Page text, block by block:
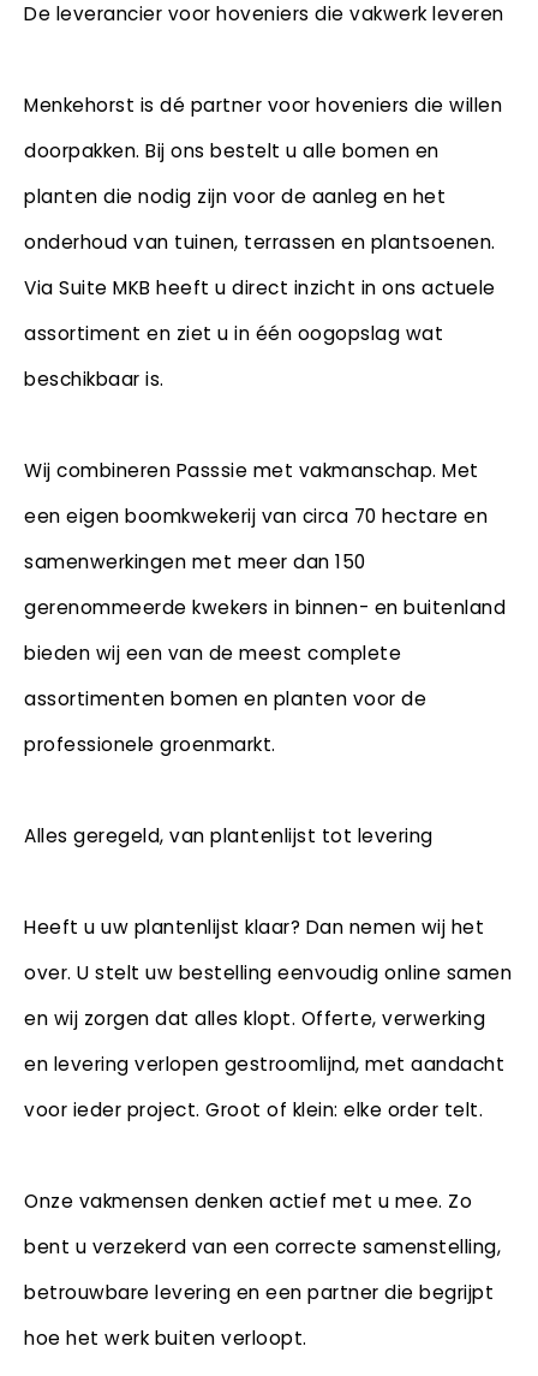
De leverancier voor hoveniers die vakwerk leveren
Menkehorst is dé partner voor hoveniers die willen
doorpakken. Bij ons bestelt u alle bomen en
planten die nodig zijn voor de aanleg en het
onderhoud van tuinen, terrassen en plantsoenen.
Via Suite MKB heeft u direct inzicht in ons actuele
assortiment en ziet u in één oogopslag wat
beschikbaar is.
Wij combineren Passsie met vakmanschap. Met
een eigen boomkwekerij van circa 70 hectare en
samenwerkingen met meer dan 150
gerenommeerde kwekers in binnen- en buitenland
bieden wij een van de meest complete
assortimenten bomen en planten voor de
professionele groenmarkt.
Alles geregeld, van plantenlijst tot levering
Heeft u uw plantenlijst klaar? Dan nemen wij het
over. U stelt uw bestelling eenvoudig online samen
en wij zorgen dat alles klopt. Offerte, verwerking
en levering verlopen gestroomlijnd, met aandacht
voor ieder project. Groot of klein: elke order telt.
Onze vakmensen denken actief met u mee. Zo
bent u verzekerd van een correcte samenstelling,
betrouwbare levering en een partner die begrijpt
hoe het werk buiten verloopt.